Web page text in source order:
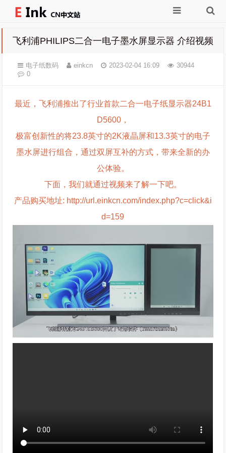
飞利浦PHILIPS二合一电子墨水屏显示器 介绍视频
电子纸数码 einkcn 2023-02-04 16:09
30944
0
最近，飞利浦推出了行业首款二合一电子纸显示器24B1
D5600，
极富创新性的将23.8英寸的2K液晶屏和13.3英寸的电子
墨水屏进行组合，通过双屏互补的方式，带来全新的办
公体验。
下面，我们就通过视频来了解一下吧。
产品购买地址: http://url.einkcn.com/index.php?c=click&i
d=159